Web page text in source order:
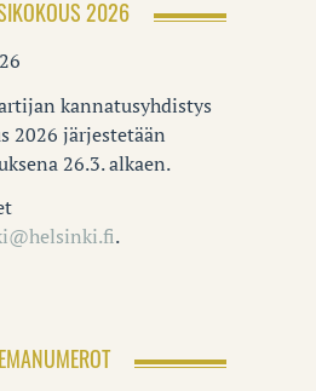
2026
kannatusyhdistys
2026 järjestetään
26.3. alkaen.
.